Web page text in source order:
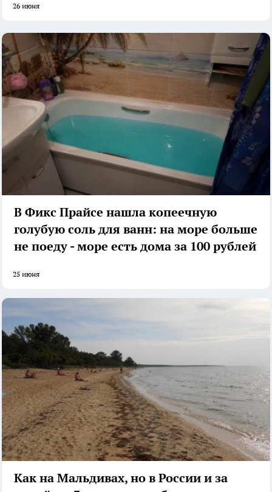
26 июня
В Фикс Прайсе нашла копеечную
голубую соль для ванн: на море больше
не поеду - море есть дома за 100 рублей
25 июня
Как на Мальдивах, но в России и за